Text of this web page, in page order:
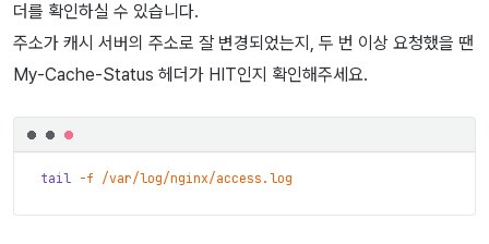
더를 확인하실 수 있습니다.
주소가 캐시 서버의 주소로 잘 변경되었는지, 두 번 이상 요청했을 땐
My-Cache-Status 헤더가 HIT인지 확인해주세요.
tail -f /var/log/nginx/access.log